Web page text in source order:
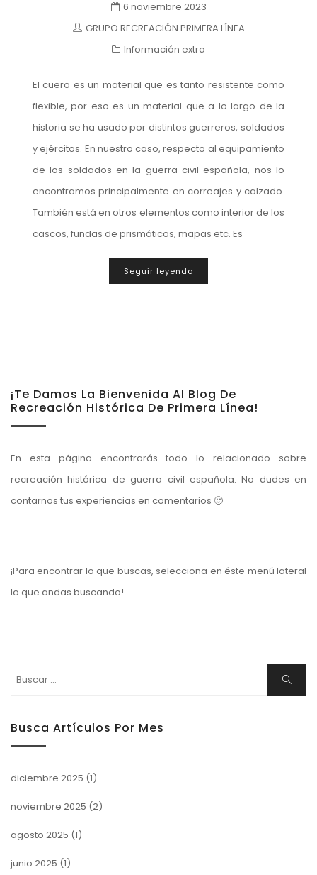
6 noviembre 2023
GRUPO RECREACIÓN PRIMERA LÍNEA
Información extra
El cuero es un material que es tanto resistente como
flexible, por eso es un material que a lo largo de la
historia se ha usado por distintos guerreros, soldados
y ejércitos. En nuestro caso, respecto al equipamiento
de los soldados en la guerra civil española, nos lo
encontramos principalmente en correajes y calzado.
También está en otros elementos como interior de los
cascos, fundas de prismáticos, mapas etc. Es
Seguir leyendo
¡Te Damos La Bienvenida Al Blog De
Recreación Histórica De Primera Línea!
En esta página encontrarás todo lo relacionado sobre
recreación histórica de guerra civil española. No dudes en
contarnos tus experiencias en comentarios 🙂
¡Para encontrar lo que buscas, selecciona en éste menú lateral
lo que andas buscando!
Buscar
Busca Artículos Por Mes
diciembre 2025 (1)
noviembre 2025 (2)
agosto 2025 (1)
junio 2025 (1)